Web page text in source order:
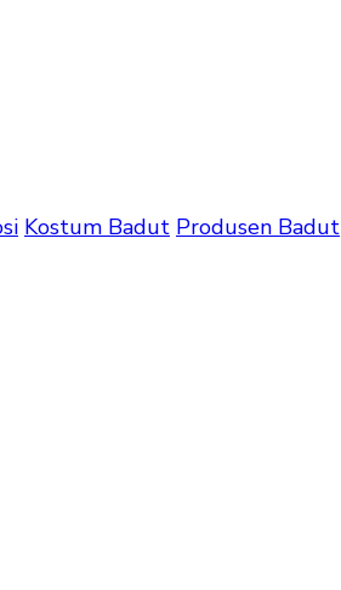
Kostum Badut Produsen Badut